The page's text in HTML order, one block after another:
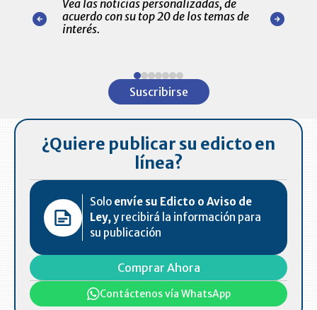
nuestro
para
Vea las noticias personalizadas, de
acuerdo con su top 20 de los temas de
interés.
de las
Suscribirse
¿Quiere publicar su edicto en
línea?
Solo envíe su Edicto o Aviso de
Ley,y recibirá la información para
su publicación
Comprar Ahora
Contáctenos vía WhatsApp